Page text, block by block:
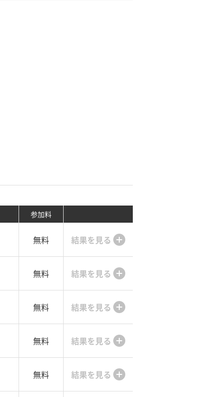
参加料
無料 結果を見る
無料 結果を見る
無料 結果を見る
無料 結果を見る
無料 結果を見る